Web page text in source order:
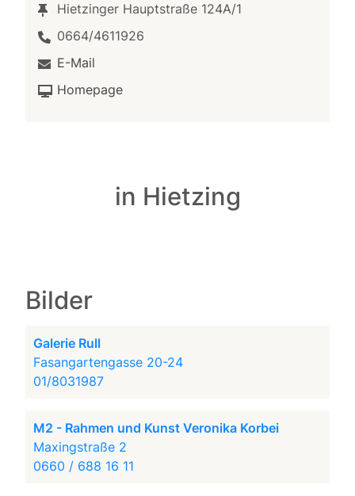
Hietzinger Hauptstraße 124A/1
0664/4611926
E-Mail
Homepage
in Hietzing
Bilder
Galerie Rull
Fasangartengasse 20-24
01/8031987
M2 - Rahmen und Kunst Veronika Korbei
Maxingstraße 2
0660 / 688 16 11